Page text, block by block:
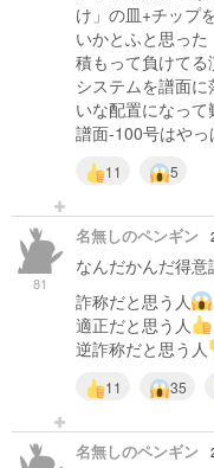
け」の皿+チップ
いかとふと思った
積もって負けてる
システムを譜面
いな配置になっ
譜面-100号はや
11 5
81
名無しのペンギン
なんだかんだ得
詐称だと思う人
適正だと思う人
逆詐称だと思う人
11 35
名無しのペンギン